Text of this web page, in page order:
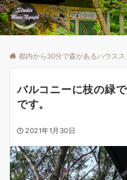
都内から30分で森があるハウス
バルコニーに枝の緑
です。
2021年1月30日